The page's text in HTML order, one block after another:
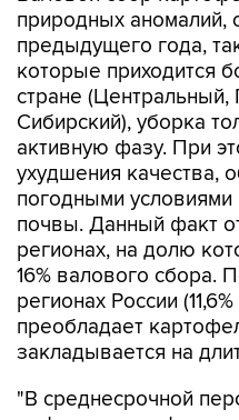
природных аномалий,
предыдущего года,
которые приходится
стране
Сибирский), уборка
активную фазу. При
ухудшения качества,
погодными
почвы. Данный факт
регионах, на долю
16% валового
регионах России
преобладает
закладывается на
"В среднесрочной